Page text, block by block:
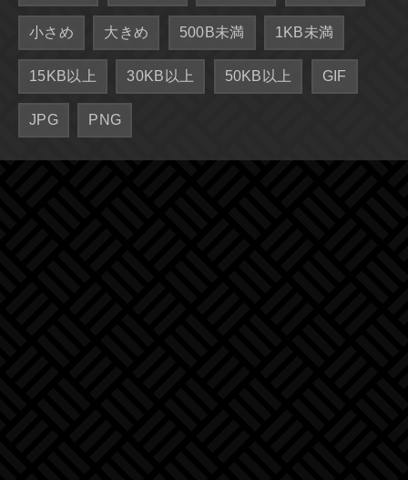
小さめ 大きめ 500B未満 1KB未満
15KB以上 30KB以上 50KB以上 GIF
JPG PNG